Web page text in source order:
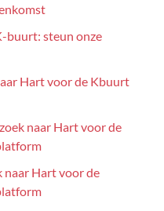
buurt: steun onze
Hart voor de Kbuurt
naar Hart voor de
naar Hart voor de